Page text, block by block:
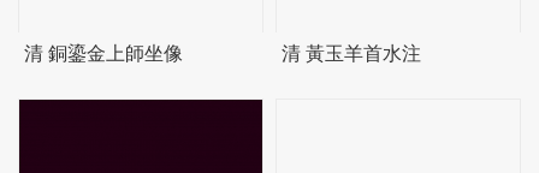
清 銅鎏金上師坐像 清 黃玉羊首水注